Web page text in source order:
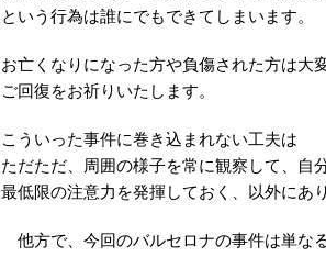
という行為は誰にでもできてしまいます。
お亡くなりになった方や負傷された方は大
ご回復をお祈りいたします。
こういった事件に巻き込まれない工夫は
ただただ、周囲の様子を常に観察して、自
最低限の注意力を発揮しておく、以外にあ
他方で、今回のバルセロナの事件は単な